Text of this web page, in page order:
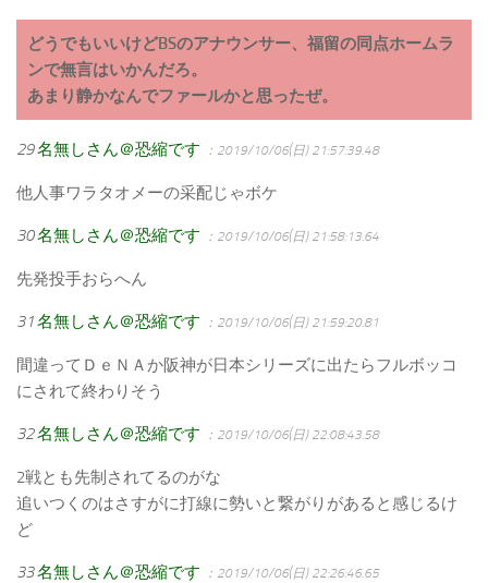
どうでもいいけどBSのアナウンサー、福留の同点ホームラ
ンで無言はいかんだろ。
あまり静かなんでファールかと思ったぜ。
29名無しさん＠恐縮です ：2019/10/06(日) 21:57:39.48
他人事ワラタオメーの采配じゃボケ
30名無しさん＠恐縮です ：2019/10/06(日) 21:58:13.64
先発投手おらへん
31名無しさん＠恐縮です ：2019/10/06(日) 21:59:20.81
間違ってＤｅＮＡか阪神が日本シリーズに出たらフルボッコ
にされて終わりそう
32名無しさん＠恐縮です ：2019/10/06(日) 22:08:43.58
2戦とも先制されてるのがな
追いつくのはさすがに打線に勢いと繋がりがあると感じるけ
ど
33名無しさん＠恐縮です ：2019/10/06(日) 22:26:46.65